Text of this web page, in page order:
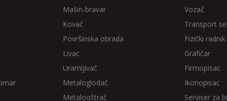
Mašin-bravar
Kovač
Površinska obrada
Livac
Uramljivač
Metaloglodač
Metalooštrač
Vozač
Transport
Fizički radnik
Grafičar
Firmopisac
Ikonopisac
Serviser za